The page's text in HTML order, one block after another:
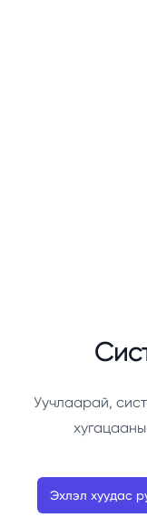
Уучлаарай,
Эхлэл хуудас